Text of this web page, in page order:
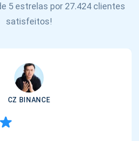
5 estrelas por 27.424 clientes
satisfeitos!
CZ BINANCE